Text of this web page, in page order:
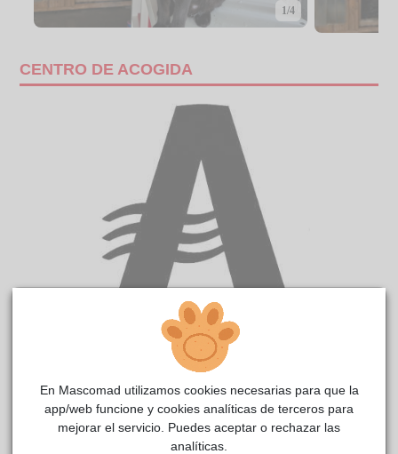
1/4
CENTRO DE ACOGIDA
reside actualmente en el centro de acogida
COMENTARIOS
Carácter
En Mascomad utilizamos cookies necesarias para que la
app/web funcione y cookies analíticas de terceros para
mejorar el servicio. Puedes aceptar o rechazar las
analíticas.